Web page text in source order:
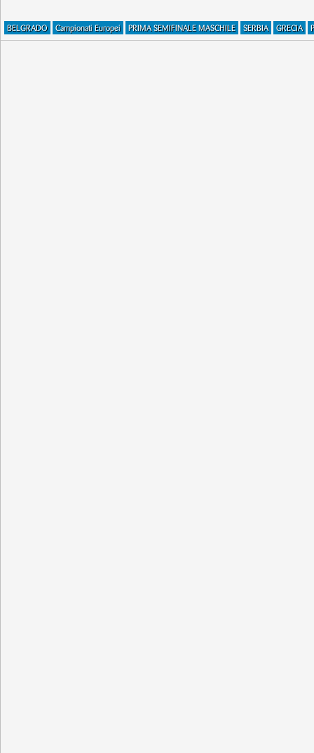
BELGRADO Campionati Europei PRIMA SEMIFINALE MASCHILE SERBIA GRECIA